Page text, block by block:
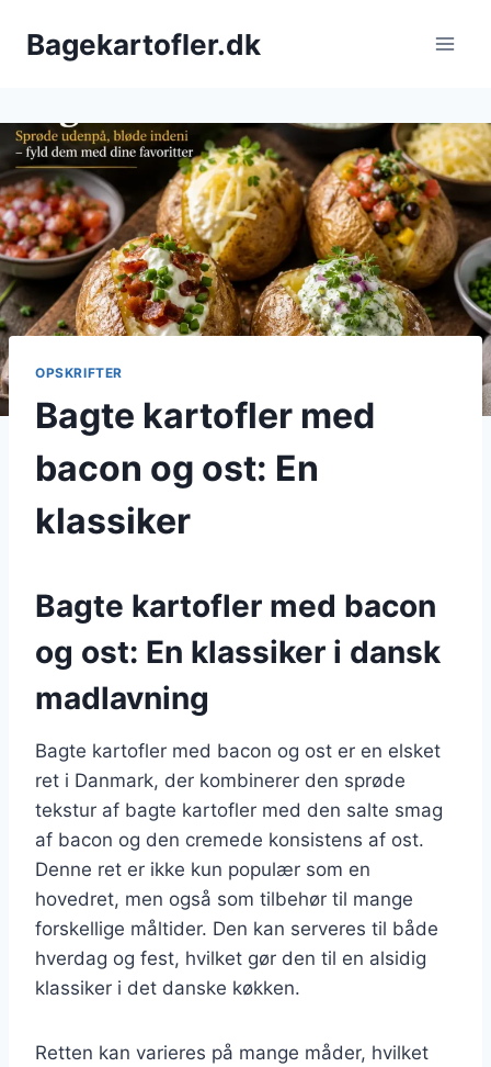
Bagekartofler.dk
OPSKRIFTER
Bagte kartofler med
bacon og ost: En
klassiker
Bagte kartofler med bacon
og ost: En klassiker i dansk
madlavning
Bagte kartofler med bacon og ost er en elsket
ret i Danmark, der kombinerer den sprøde
tekstur af bagte kartofler med den salte smag
af bacon og den cremede konsistens af ost.
Denne ret er ikke kun populær som en
hovedret, men også som tilbehør til mange
forskellige måltider. Den kan serveres til både
hverdag og fest, hvilket gør den til en alsidig
klassiker i det danske køkken.
Retten kan varieres på mange måder, hvilket